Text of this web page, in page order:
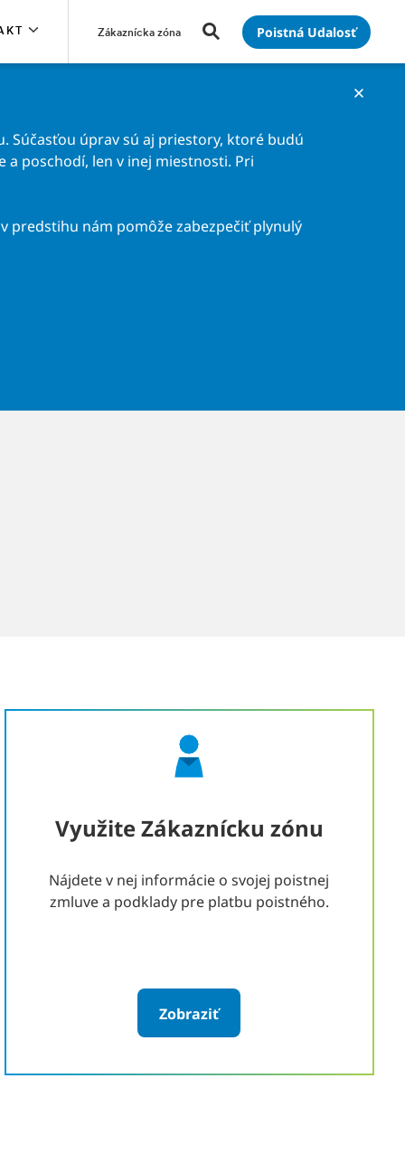
Zákaznícka zóna Poistná Udalosť
Súčasťou úprav sú aj priestory, ktoré budú
a poschodí, len v inej miestnosti. Pri
predstihu nám pomôže zabezpečiť plynulý
Využite Zákaznícku zónu
Nájdete v nej informácie o svojej poistnej
zmluve a podklady pre platbu poistného.
Zobraziť